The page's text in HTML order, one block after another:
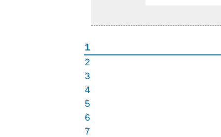
1
2
3
4
5
6
7